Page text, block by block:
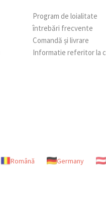
Program de loialitate
întrebări frecvente
Comandă și livrare
Informatie referitor la
Română Germany